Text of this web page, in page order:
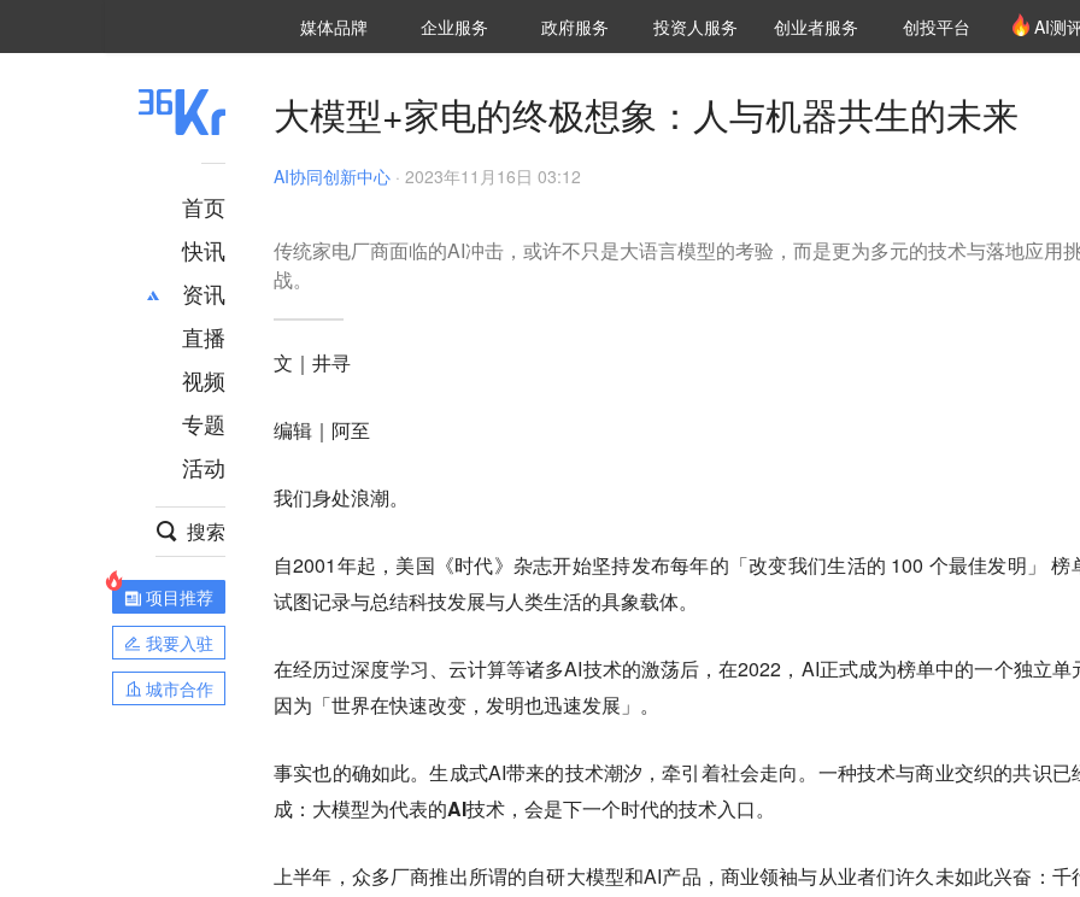
媒体品牌 36Kr研究院
企业服务 城市之窗
政府服务 VClub投资机构库
投资机构职位推介
投资人服务 创投氪堂
创业者服务 创投平台 AI测
首页
快讯
资讯
推荐
财经
项目推荐
安徽
直播
视频
专题
活动
搜索
项目推荐
我要入驻
城市合作
大模型+家电的终极想象：人与机器共生的未来
AI协同创新中心 · 2023年11月16日 03:12
传统家电厂商面临的AI冲击，或许不只是大语言模型的考验，而是更为多元的技术与落地应用
战。
文｜井寻
编辑｜阿至
我们身处浪潮。
自2001年起，美国《时代》杂志开始坚持发布每年的「改变我们生活的 100 个最佳发明」 榜
试图记录与总结科技发展与人类生活的具象载体。
在经历过深度学习、云计算等诸多AI技术的激荡后，在2022，AI正式成为榜单中的一个独立单
因为「世界在快速改变，发明也迅速发展」。
事实也的确如此。生成式AI带来的技术潮汐，牵引着社会走向。一种技术与商业交织的共识已
成： 大模型为代表的AI技术，会是下一个时代的技术入口。
上半年，众多厂商推出所谓的自研大模型和AI产品，商业领袖与从业者们许久未如此兴奋：千